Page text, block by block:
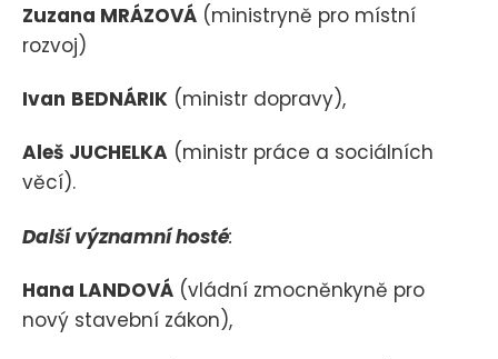
Zuzana MRÁZOVÁ (ministryně pro místní
rozvoj)
Ivan BEDNÁRIK (ministr dopravy),
Aleš JUCHELKA (ministr práce a sociálních
věcí).
Další významní hosté:
Hana LANDOVÁ (vládní zmocněnkyně pro
nový stavební zákon),